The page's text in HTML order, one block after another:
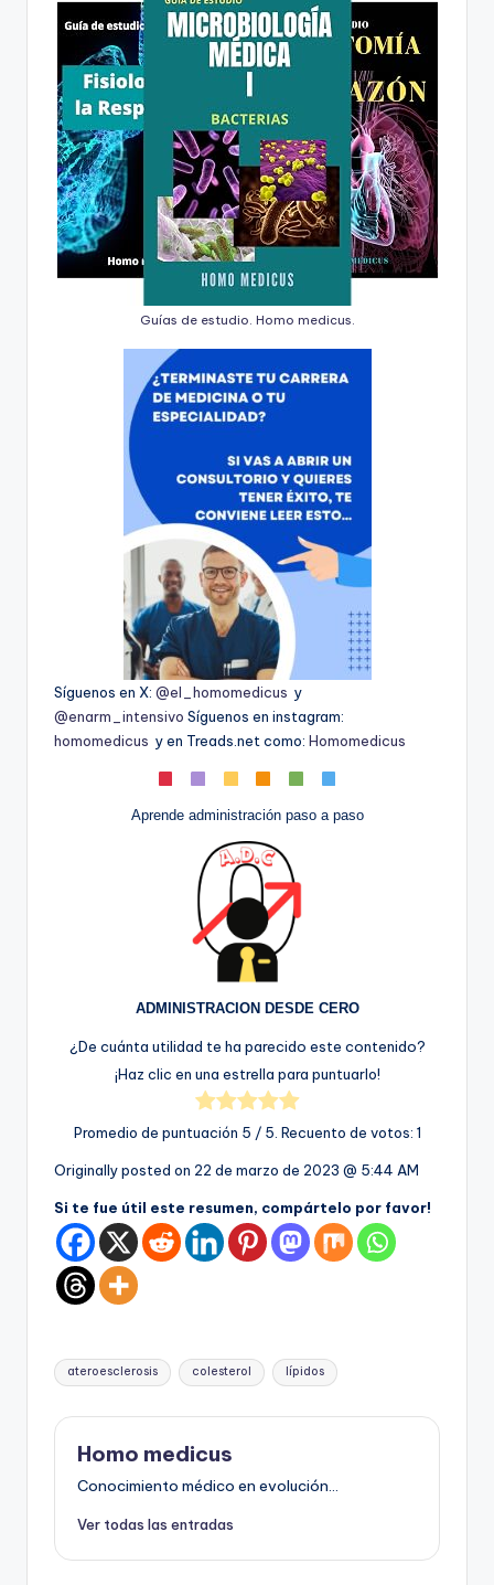
Guías de estudio. Homo medicus.
Síguenos en X: @el_homomedicus y
@enarm_intensivo Síguenos en instagram:
homomedicus y en Treads.net como: Homomedicus
Aprende administración paso a paso
ADMINISTRACION DESDE CERO
¿De cuánta utilidad te ha parecido este contenido?
¡Haz clic en una estrella para puntuarlo!
Promedio de puntuación 5 / 5. Recuento de votos: 1
Originally posted on 22 de marzo de 2023 @ 5:44 AM
Si te fue útil este resumen, compártelo por favor!
Etiquetas:
ateroesclerosis colesterol lípidos
Homo medicus
Conocimiento médico en evolución...
Ver todas las entradas